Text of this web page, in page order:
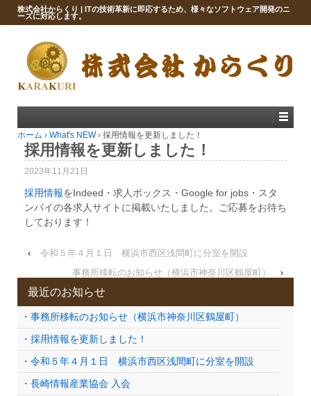
株式会社からくり | ITの技術革新に即応するため、様々なソフトウェア開発のニ
ーズに対応します。
ホーム › What's NEW › 採用情報を更新しました！
採用情報を更新しました！
2023年11月21日
採用情報をIndeed・ 求人ボックス・ Google for jobs・ スタ
ンバイの各求人サイトに掲載いたしました。ご応募をお待ち
しております！
‹
令和５年４月１日 横浜市西区浅間町に分室を開設
事務所移転のお知らせ（横浜市神奈川区鶴屋町）
›
最近のお知らせ
・事務所移転のお知らせ（横浜市神奈川区鶴屋町）
・採用情報を更新しました！
・令和５年４月１日 横浜市西区浅間町に分室を開設
・長崎情報産業協会 入会